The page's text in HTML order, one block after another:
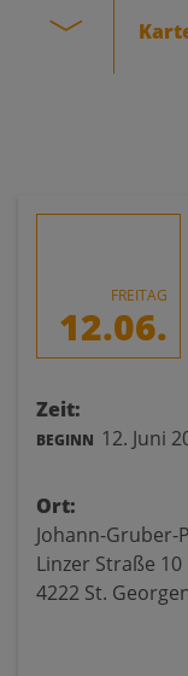
FREITAG
12.06.
Zeit:
BEGINN 12. Juni
Ort:
Johann-Gruber-
Linzer Straße 10
4222 St.